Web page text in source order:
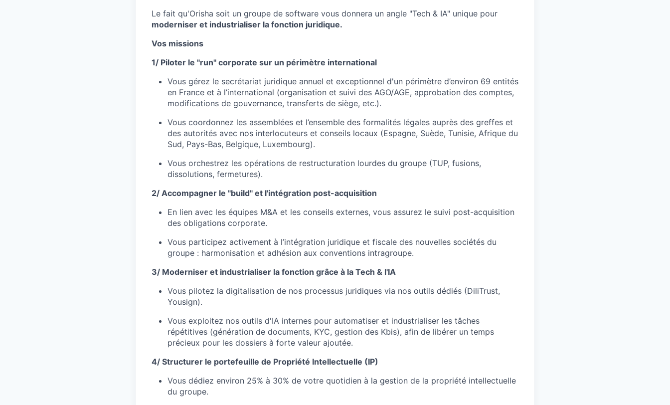
Le fait qu'Orisha soit un groupe de software vous donnera un angle "Tech & IA" unique pour
moderniser et industrialiser la fonction juridique.
Vos missions
1/ Piloter le "run" corporate sur un périmètre international
Vous gérez le secrétariat juridique annuel et exceptionnel d'un périmètre d’environ 69 entités
en France et à l’international (organisation et suivi des AGO/AGE, approbation des comptes,
modifications de gouvernance, transferts de siège, etc.).
Vous coordonnez les assemblées et l’ensemble des formalités légales auprès des greffes et
des autorités avec nos interlocuteurs et conseils locaux (Espagne, Suède, Tunisie, Afrique du
Sud, Pays-Bas, Belgique, Luxembourg).
Vous orchestrez les opérations de restructuration lourdes du groupe (TUP, fusions,
dissolutions, fermetures).
2/ Accompagner le "build" et l'intégration post-acquisition
En lien avec les équipes M&A et les conseils externes, vous assurez le suivi post-acquisition
des obligations corporate.
Vous participez activement à l’intégration juridique et fiscale des nouvelles sociétés du
groupe : harmonisation et adhésion aux conventions intragroupe.
3/ Moderniser et industrialiser la fonction grâce à la Tech & l'IA
Vous pilotez la digitalisation de nos processus juridiques via nos outils dédiés (DiliTrust,
Yousign).
Vous exploitez nos outils d'IA internes pour automatiser et industrialiser les tâches
répétitives (génération de documents, KYC, gestion des Kbis), afin de libérer un temps
précieux pour les dossiers à forte valeur ajoutée.
4/ Structurer le portefeuille de Propriété Intellectuelle (IP)
Vous dédiez environ 25% à 30% de votre quotidien à la gestion de la propriété intellectuelle
du groupe.